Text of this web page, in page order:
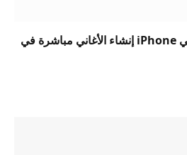
يتيح Suno الآن لمستخدمي iPhone إنشاء الأغاني مباشرة في